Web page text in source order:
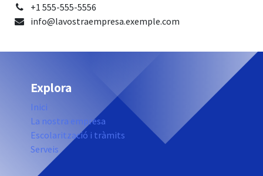
+1 555-555-5556
info@lavostraempresa.exemple.com
Explora
Inici
La nostra empresa
Escolarització i tràmits
Serveis